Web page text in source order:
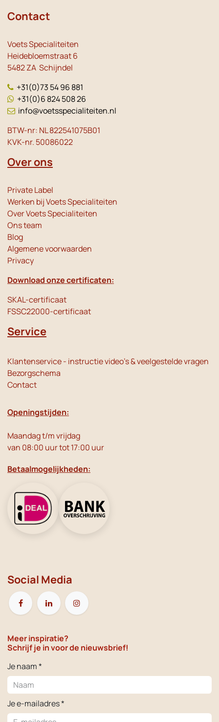
Contact
Voets Specialiteiten
Heidebloemstraat 6
5482 ZA Schijndel
+31(0)73 54 96 881
+31(0)6 824 508 26
info@voetsspecialiteiten.nl
BTW-nr: NL 822541075B01
KVK-nr. 50086022
Over ons
Private Label
Werken bij Voets Specialiteiten
Over Voets Specialiteiten
Ons team
Blog
Algemene voorwaarden
Privacy
Download onze certificaten:
SKAL-certificaat
FSSC22000-certificaat
Service
Klantenservice - instructie video's & veelgestelde vragen
Bezorgschema
Contact
Openingstijden:
Maandag t/m vrijdag
van 08:00 uur tot 17:00 uur
Betaalmogelijkheden:
Social Media
Meer inspiratie?
Schrijf je in voor de nieuwsbrief!
Je naam *
Je e-mailadres *